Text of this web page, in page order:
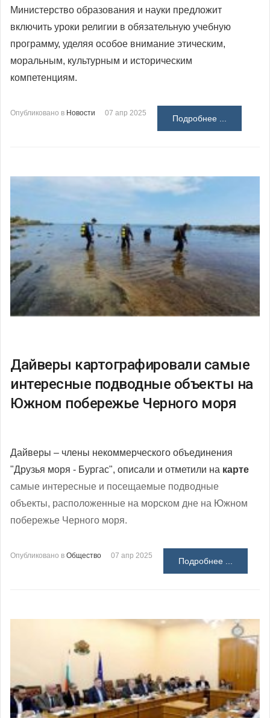
Министерство образования и науки предложит
включить уроки религии в обязательную учебную
программу, уделяя особое внимание этическим,
моральным, культурным и историческим
компетенциям.
Опубликовано в Новости 07 апр 2025
Подробнее ...
Дайверы картографировали самые
интересные подводные объекты на
Южном побережье Черного моря
Дайверы – члены некоммерческого объединения
"Друзья моря - Бургас", описали и отметили на карте
самые интересные и посещаемые подводные
объекты, расположенные на морском дне на Южном
побережье Черного моря.
Опубликовано в Общество 07 апр 2025
Подробнее ...